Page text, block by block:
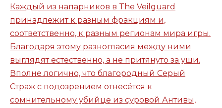
Каждый из напарников в The Veilguard
принадлежит к разным фракциям и,
соответственно, к разным регионам мира игры.
Благодаря этому разногласия между ними
выглядят естественно, а не притянуто за уши.
Вполне логично, что благородный Серый
Страж с подозрением отнесётся к
сомнительному убийце из суровой Антивы,